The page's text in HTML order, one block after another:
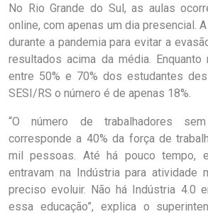
No Rio Grande do Sul, as aulas
online, com apenas um dia presencial.
durante a pandemia para evitar a
resultados acima da média.
entre 50% e 70% dos estudantes
SESI/RS o número é de apenas 18%.
“O número de trabalhadores
corresponde a 40% da força de
mil pessoas. Até há pouco tempo,
entravam na Indústria para atividade
preciso evoluir. Não há Indústria 4.0
essa educação”, explica o